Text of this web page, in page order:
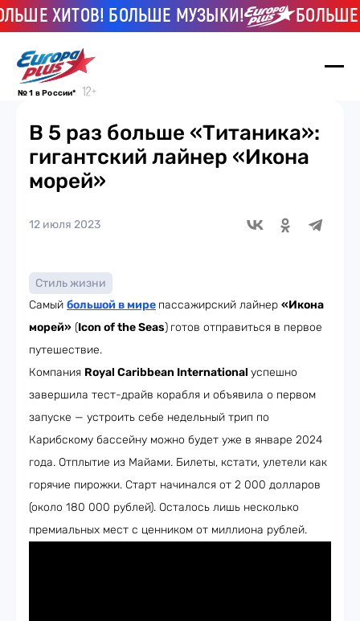
ХИТОВ! БОЛЬШЕ МУЗЫКИ! БОЛЬШЕ
№ 1 в России*
В 5 раз больше «Титаника»:
гигантский лайнер «Икона
морей»
12 июля 2023
Стиль жизни
Самый большой в мире пассажирский лайнер «Икона
морей» (Icon of the Seas) готов отправиться в первое
путешествие.
Компания Royal Caribbean International успешно
завершила тест-драйв корабля и объявила о первом
запуске — устроить себе недельный трип по
Карибскому бассейну можно будет уже в январе 2024
года. Отплытие из Майами. Билеты, кстати, улетели как
горячие пирожки. Старт начинался от 2 000 долларов
(около 180 000 рублей). Осталось лишь несколько
премиальных мест с ценником от миллиона рублей.